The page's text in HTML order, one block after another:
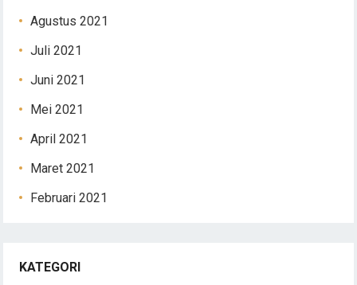
Agustus 2021
Juli 2021
Juni 2021
Mei 2021
April 2021
Maret 2021
Februari 2021
KATEGORI